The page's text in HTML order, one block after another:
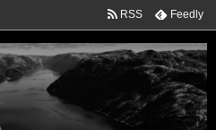
RSS Feedly